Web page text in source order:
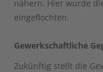
nähern. Hier wurde
eingeflochten.
Gewerkschaftliche
Zukünftig stellt die